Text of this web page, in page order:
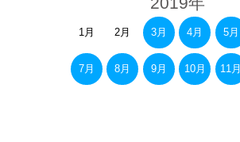
1月 2月 3月 4月 5月
7月 8月 9月 10月 11月